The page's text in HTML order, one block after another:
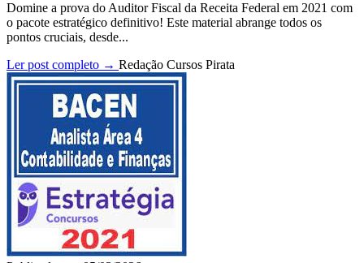
Domine a prova do Auditor Fiscal da Receita Federal em 2021 com
o pacote estratégico definitivo! Este material abrange todos os
pontos cruciais, desde...
Ler post completo → Redação Cursos Pirata